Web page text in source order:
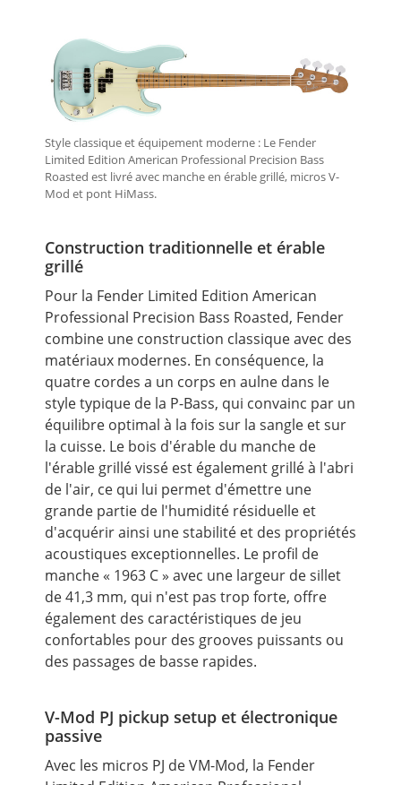
Style classique et équipement moderne : Le Fender
Limited Edition American Professional Precision Bass
Roasted est livré avec manche en érable grillé, micros V-
Mod et pont HiMass.
Construction traditionnelle et érable
grillé
Pour la Fender Limited Edition American
Professional Precision Bass Roasted, Fender
combine une construction classique avec des
matériaux modernes. En conséquence, la
quatre cordes a un corps en aulne dans le
style typique de la P-Bass, qui convainc par un
équilibre optimal à la fois sur la sangle et sur
la cuisse. Le bois d'érable du manche de
l'érable grillé vissé est également grillé à l'abri
de l'air, ce qui lui permet d'émettre une
grande partie de l'humidité résiduelle et
d'acquérir ainsi une stabilité et des propriétés
acoustiques exceptionnelles. Le profil de
manche « 1963 C » avec une largeur de sillet
de 41,3 mm, qui n'est pas trop forte, offre
également des caractéristiques de jeu
confortables pour des grooves puissants ou
des passages de basse rapides.
V-Mod PJ pickup setup et électronique
passive
Avec les micros PJ de VM-Mod, la Fender